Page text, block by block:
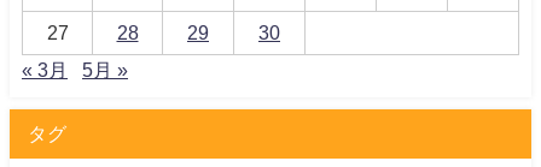
27 28 29
30
« 3月
5月 »
タグ